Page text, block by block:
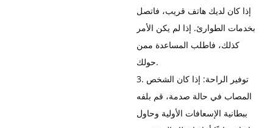
إذا كان لديك هاتف قريب، فاتصل
بخدمات الطوارئ. إذا لم يكن الأمر
كذلك، فاطلب المساعدة ممن
حولك.
3. توفير الراحة: إذا كان الشخص
المصاب في حالة صدمة، قم بلفه
ببطانية الإسعافات الأولية وحاول